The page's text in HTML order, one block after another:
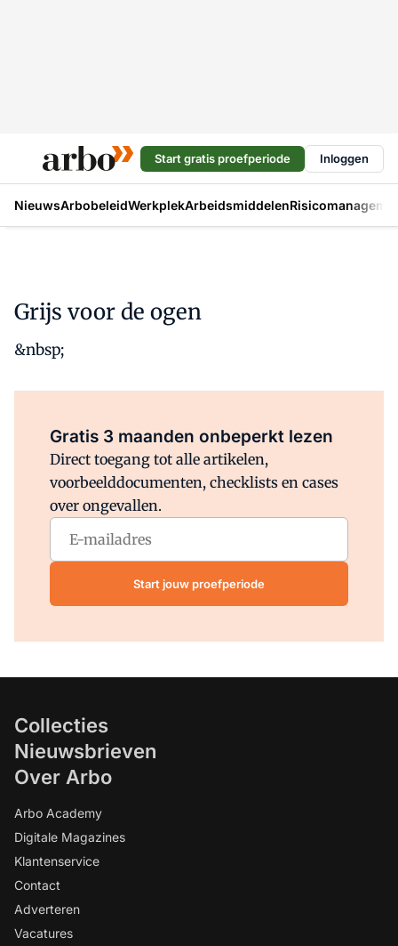
Start gratis proefperiode Inloggen
NieuwsArbobeleidWerkplekArbeidsmiddelen
Grijs voor de ogen
&nbsp;
Gratis 3 maanden onbeperkt lezen
Direct toegang tot alle artikelen,
voorbeelddocumenten, checklists en cases
over ongevallen.
Start jouw proefperiode
Collecties
Nieuwsbrieven
Over Arbo
Arbo Academy
Digitale Magazines
Klantenservice
Contact
Adverteren
Vacatures